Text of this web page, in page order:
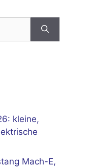
kleine,
Mach-E,